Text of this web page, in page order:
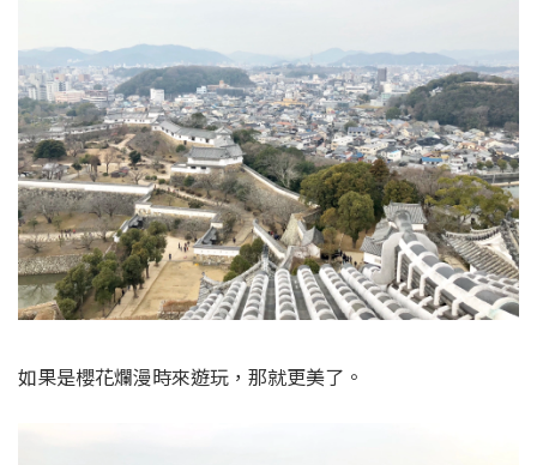
日本古時候的門真的都挺矮的，有些矮到估計只有160cm左
右高度，現在走的話一不小心就會撞到頭了。不懂是因為當
時的人種個頭比較矮的緣故，還是常年經歷地震的緣故，作
這樣的建築。求解答。。。